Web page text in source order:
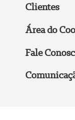
Clientes
Área do
Fale